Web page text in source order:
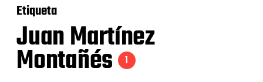
Etiqueta
Juan Martínez
Montañés 1